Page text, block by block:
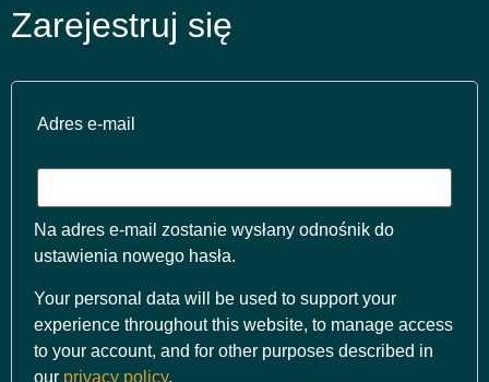
Zarejestruj się
Adres e-mail
Na adres e-mail zostanie wysłany odnośnik do
ustawienia nowego hasła.
Your personal data will be used to support your
experience throughout this website, to manage access
to your account, and for other purposes described in
our privacy policy.